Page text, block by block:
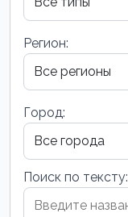
Регион:
Город:
Поиск по тексту: